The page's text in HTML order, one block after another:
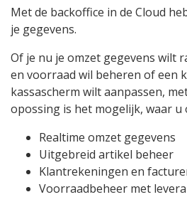
Met de backoffice in de Cloud
je gegevens.
Of je nu je omzet gegevens wilt
en voorraad wil beheren of een
kassascherm wilt aanpassen,
opossing is het mogelijk, waar u
Realtime omzet gegevens
Uitgebreid artikel beheer
Klantrekeningen en
Voorraadbeheer met